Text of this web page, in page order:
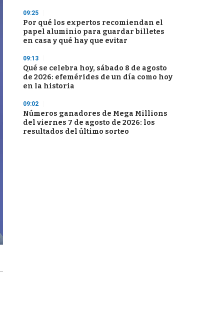
09:25
Por qué los expertos recomiendan el
papel aluminio para guardar billetes
en casa y qué hay que evitar
09:13
Qué se celebra hoy, sábado 8 de agosto
de 2026: efemérides de un día como hoy
en la historia
09:02
Números ganadores de Mega Millions
del viernes 7 de agosto de 2026: los
resultados del último sorteo